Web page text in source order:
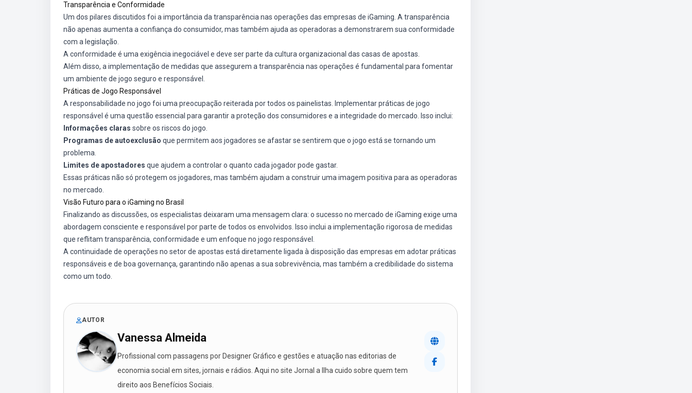
Transparência e Conformidade
Um dos pilares discutidos foi a importância da transparência nas operações das empresas de iGaming. A transparência
não apenas aumenta a confiança do consumidor, mas também ajuda as operadoras a demonstrarem sua conformidade
com a legislação.
A conformidade é uma exigência inegociável e deve ser parte da cultura organizacional das casas de apostas.
Além disso, a implementação de medidas que assegurem a transparência nas operações é fundamental para fomentar
um ambiente de jogo seguro e responsável.
Práticas de Jogo Responsável
A responsabilidade no jogo foi uma preocupação reiterada por todos os painelistas. Implementar práticas de jogo
responsável é uma questão essencial para garantir a proteção dos consumidores e a integridade do mercado. Isso inclui:
Informações claras sobre os riscos do jogo.
Programas de autoexclusão que permitem aos jogadores se afastar se sentirem que o jogo está se tornando um
problema.
Limites de apostadores que ajudem a controlar o quanto cada jogador pode gastar.
Essas práticas não só protegem os jogadores, mas também ajudam a construir uma imagem positiva para as operadoras
no mercado.
Visão Futuro para o iGaming no Brasil
Finalizando as discussões, os especialistas deixaram uma mensagem clara: o sucesso no mercado de iGaming exige uma
abordagem consciente e responsável por parte de todos os envolvidos. Isso inclui a implementação rigorosa de medidas
que reflitam transparência, conformidade e um enfoque no jogo responsável.
A continuidade de operações no setor de apostas está diretamente ligada à disposição das empresas em adotar práticas
responsáveis e de boa governança, garantindo não apenas a sua sobrevivência, mas também a credibilidade do sistema
como um todo.
AUTOR
Vanessa Almeida
Profissional com passagens por Designer Gráfico e gestões e atuação nas editorias de
economia social em sites, jornais e rádios. Aqui no site Jornal a Ilha cuido sobre quem tem
direito aos Benefícios Sociais.